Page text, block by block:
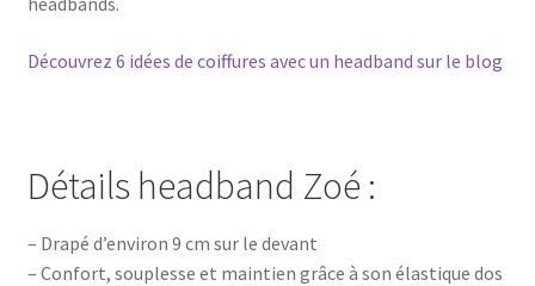
Découvrez 6 idées de coiffures avec un headband sur le blog
Détails headband Zoé :
– Drapé d’environ 9 cm sur le devant
– Confort, souplesse et maintien grâce à son élastique dos